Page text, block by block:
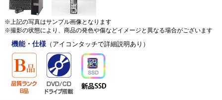
※上記の写真はサンプル画像となります
※撮影の状態により、商品の発色や傷などイメージと異なる場合がございます
機能・仕様（アイコンタッチで詳細説明あり）